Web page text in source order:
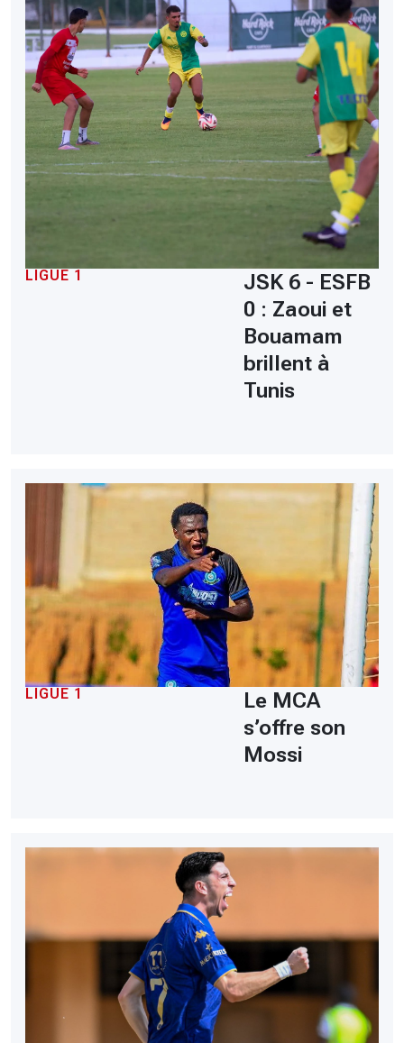
LIGUE 1
JSK 6 - ESFB
0 : Zaoui et
Bouamam
brillent à
Tunis
LIGUE 1
Le MCA
s’offre son
Mossi